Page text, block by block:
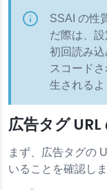
SSAI の性
だ際は、設
初回読み
スコード
生されるよ
広告タグ URL
まず、広告タグの
いることを確認しま